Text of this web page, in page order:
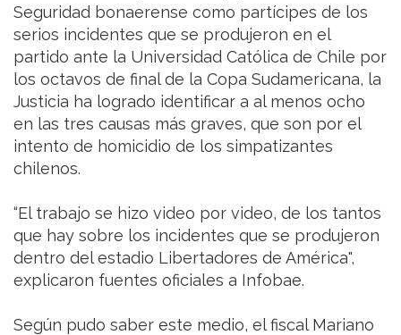
Seguridad bonaerense como partícipes de los
serios incidentes que se produjeron en el
partido ante la Universidad Católica de Chile por
los octavos de final de la Copa Sudamericana, la
Justicia ha logrado identificar a al menos ocho
en las tres causas más graves, que son por el
intento de homicidio de los simpatizantes
chilenos.
“El trabajo se hizo video por video, de los tantos
que hay sobre los incidentes que se produjeron
dentro del estadio Libertadores de América",
explicaron fuentes oficiales a Infobae.
Según pudo saber este medio, el fiscal Mariano